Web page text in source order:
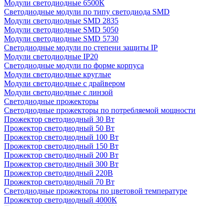
Модули светодиодные 6500К
Светодиодные модули по типу светодиода SMD
Модули светодиодные SMD 2835
Модули светодиодные SMD 5050
Модули светодиодные SMD 5730
Светодиодные модули по степени защиты IP
Модули светодиодные IP20
Светодиодные модули по форме корпуса
Модули светодиодные круглые
Модули светодиодные с драйвером
Модули светодиодные с линзой
Светодиодные прожекторы
Светодиодные прожекторы по потребляемой мощности
Прожектор светодиодный 30 Вт
Прожектор светодиодный 50 Вт
Прожектор светодиодный 100 Вт
Прожектор светодиодный 150 Вт
Прожектор светодиодный 200 Вт
Прожектор светодиодный 300 Вт
Прожектор светодиодный 220В
Прожектор светодиодный 70 Вт
Светодиодные прожекторы по цветовой температуре
Прожектор светодиодный 4000К